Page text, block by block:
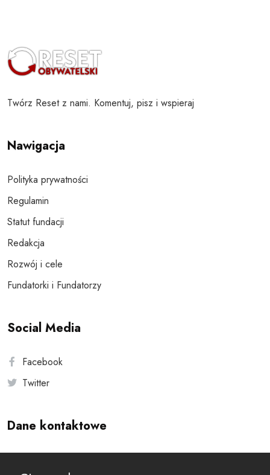
Twórz Reset z nami. Komentuj, pisz i wspieraj
Nawigacja
Polityka prywatności
Regulamin
Statut fundacji
Redakcja
Rozwój i cele
Fundatorki i Fundatorzy
Social Media
Facebook
Twitter
Dane kontaktowe